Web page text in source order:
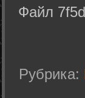
Файл
Рубрика: